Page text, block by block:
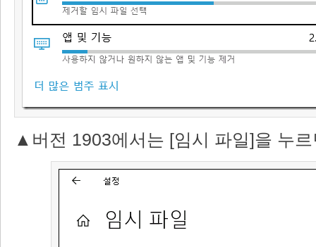
▲버전 1903에서는 [임시 파일]을 누